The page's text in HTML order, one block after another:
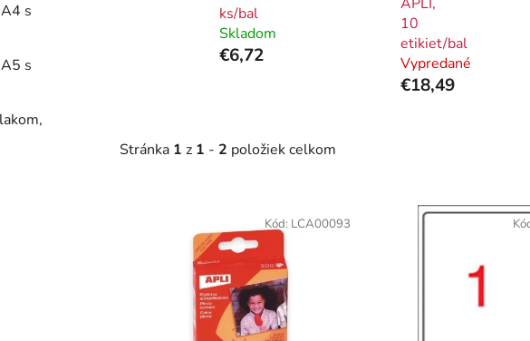
s
s
ks/bal
Skladom
€6,72
10
etikiet/bal
Vypredané
€18,49
Stránka 1 z 1 - 2 položiek celkom
Kód: LCA00093